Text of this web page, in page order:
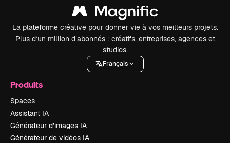
La plateforme créative pour donner vie à vos meilleurs projets.
Plus d’un million d’abonnés : créatifs, entreprises, agences et
studios.
Français
Produits
Spaces
Assistant IA
Générateur d’images IA
Générateur de vidéos IA